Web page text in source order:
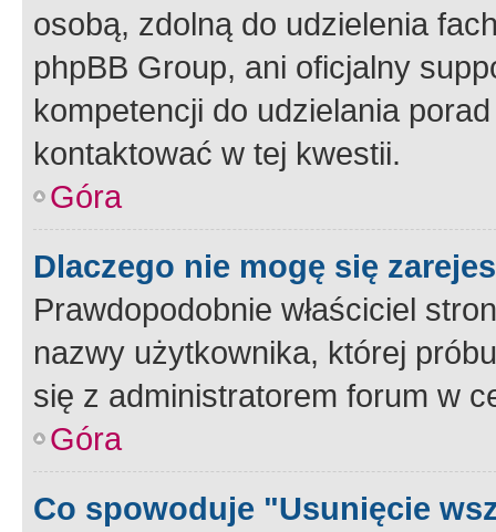
osobą, zdolną do udzielenia
phpBB Group, ani oficjalny
kompetencji do udzielania
kontaktować w tej kwestii.
Góra
Dlaczego nie mogę się
Prawdopodobnie właściciel
nazwy użytkownika, której
się z administratorem forum w
Góra
Co spowoduje "Usunięcie